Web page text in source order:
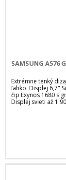
SAMSUNG A576
Extrémne tenký
ľahko. Displej 6,7"
čip Exynos 1680 s
Displej svieti až 1